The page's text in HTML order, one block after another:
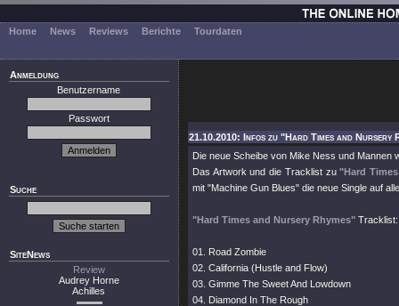
Home News Reviews Berichte Tourdaten
Anmeldung
Benutzername
Passwort
Suche
SiteNews
Review
Audrey Horne
Achilles
21.10.2010: Infos zu "Hard Times and Nursery
Die neue Scheibe von Mike Ness und Mannen
Das Artwork und die Tracklist zu"Hard
mit "Machine Gun Blues" die neue Single auf
"Hard Times and Nursery Rhymes" Tracklist:
01. Road Zombie
02. California (Hustle and Flow)
03. Gimme The Sweet And Lowdown
04. Diamond In The Rough